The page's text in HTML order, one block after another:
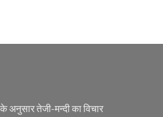
अनुसार तेजी-मन्दी का विचार